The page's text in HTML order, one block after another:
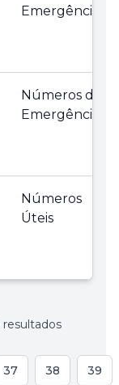
Emergência
Números de
Emergência
Números
Úteis
resultados
37 38 39